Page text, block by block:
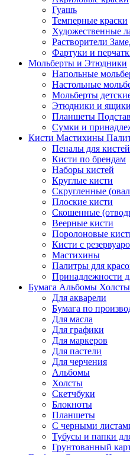
Гуашь
Темперные краски
Художественные
Растворители
Фартуки и
Мольберты и Этюдники
Напольные
Настольные
Мольберты
Этюдники и ящики
Планшеты
Сумки и
Кисти Мастихины
Пеналы для кистей
Кисти по брендам
Наборы кистей
Круглые кисти
Скругленные
Плоские кисти
Скошенные
Веерные кисти
Поролоновые
Кисти с
Мастихины
Палитры для
Принадлежности
Бумага Альбомы
Для акварели
Бумага по
Для масла
Для графики
Для маркеров
Для пастели
Для черчения
Альбомы
Холсты
Скетчбуки
Блокноты
Планшеты
С черными
Тубусы и папки
Грунтованный